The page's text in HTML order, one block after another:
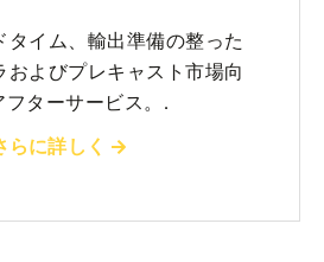
タイム、輸出準備の整った
およびプレキャスト市場向
フターサービス。.
らに詳しく